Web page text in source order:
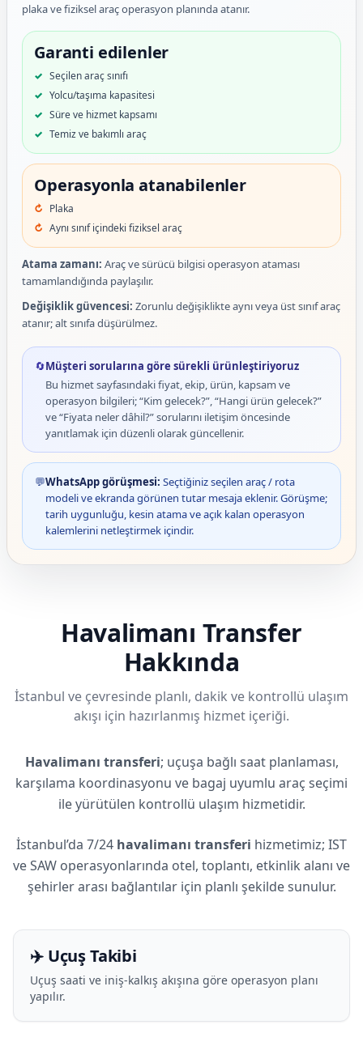
plaka ve fiziksel araç operasyon planında atanır.
Garanti edilenler
Seçilen araç sınıfı
Yolcu/taşıma kapasitesi
Süre ve hizmet kapsamı
Temiz ve bakımlı araç
Operasyonla atanabilenler
Plaka
Aynı sınıf içindeki fiziksel araç
Atama zamanı: Araç ve sürücü bilgisi operasyon ataması
tamamlandığında paylaşılır.
Değişiklik güvencesi: Zorunlu değişiklikte aynı veya üst sınıf araç
atanır; alt sınıfa düşürülmez.
🔄Müşteri sorularına göre sürekli ürünleştiriyoruz
Bu hizmet sayfasındaki fiyat, ekip, ürün, kapsam ve
operasyon bilgileri; “Kim gelecek?”, “Hangi ürün gelecek?”
ve “Fiyata neler dâhil?” sorularını iletişim öncesinde
yanıtlamak için düzenli olarak güncellenir.
💬WhatsApp görüşmesi: Seçtiğiniz seçilen araç / rota
modeli ve ekranda görünen tutar mesaja eklenir. Görüşme;
tarih uygunluğu, kesin atama ve açık kalan operasyon
kalemlerini netleştirmek içindir.
Havalimanı Transfer
Hakkında
İstanbul ve çevresinde planlı, dakik ve kontrollü ulaşım
akışı için hazırlanmış hizmet içeriği.
Havalimanı transferi; uçuşa bağlı saat planlaması,
karşılama koordinasyonu ve bagaj uyumlu araç seçimi
ile yürütülen kontrollü ulaşım hizmetidir.
İstanbul’da 7/24 havalimanı transferi hizmetimiz; IST
ve SAW operasyonlarında otel, toplantı, etkinlik alanı ve
şehirler arası bağlantılar için planlı şekilde sunulur.
✈️ Uçuş Takibi
Uçuş saati ve iniş-kalkış akışına göre operasyon planı
yapılır.